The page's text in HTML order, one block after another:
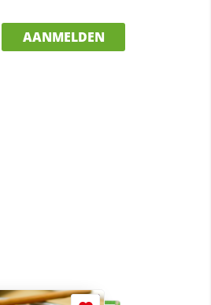
AANMELDEN